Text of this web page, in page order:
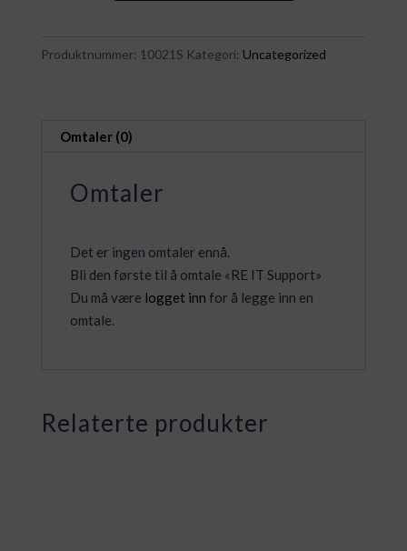
Produktnummer: 10021S Kategori: Uncategorized
Omtaler (0)
Omtaler
Det er ingen omtaler ennå.
Bli den første til å omtale «RE IT Support»
Du må være logget inn for å legge inn en
omtale.
Relaterte produkter